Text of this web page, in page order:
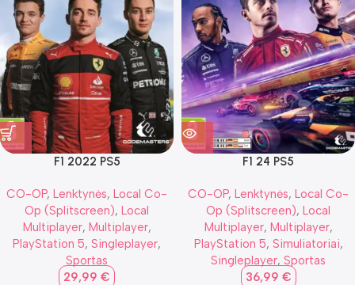
F1 2022 PS5
CO-OP, Lenktynės, Local Co-
Op (Splitscreen), Local
Multiplayer, Multiplayer,
PlayStation 5, Singleplayer,
Sportas
29,99 €
F1 24 PS5
CO-OP, Lenktynės, Local Co-
Op (Splitscreen), Local
Multiplayer, Multiplayer,
PlayStation 5, Simuliatoriai,
Singleplayer, Sportas
36,99 €